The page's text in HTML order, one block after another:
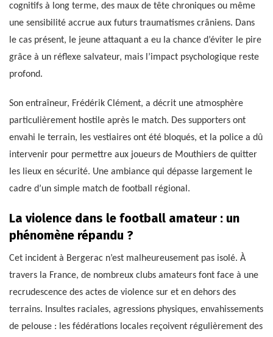
cognitifs à long terme, des maux de tête chroniques ou même
une sensibilité accrue aux futurs traumatismes crâniens. Dans
le cas présent, le jeune attaquant a eu la chance d’éviter le pire
grâce à un réflexe salvateur, mais l’impact psychologique reste
profond.
Son entraîneur, Frédérik Clément, a décrit une atmosphère
particulièrement hostile après le match. Des supporters ont
envahi le terrain, les vestiaires ont été bloqués, et la police a dû
intervenir pour permettre aux joueurs de Mouthiers de quitter
les lieux en sécurité. Une ambiance qui dépasse largement le
cadre d’un simple match de football régional.
La violence dans le football amateur : un
phénomène répandu ?
Cet incident à Bergerac n’est malheureusement pas isolé. À
travers la France, de nombreux clubs amateurs font face à une
recrudescence des actes de violence sur et en dehors des
terrains. Insultes raciales, agressions physiques, envahissements
de pelouse : les fédérations locales reçoivent régulièrement des